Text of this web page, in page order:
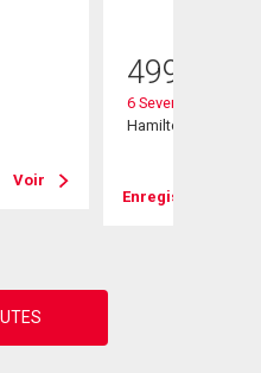
Voir
499 900
6 Seven Oaks Drive
Hamilton, ON
Enregistrer